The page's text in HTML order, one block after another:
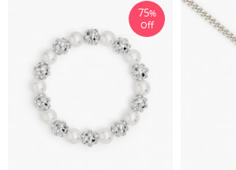
75%
Off